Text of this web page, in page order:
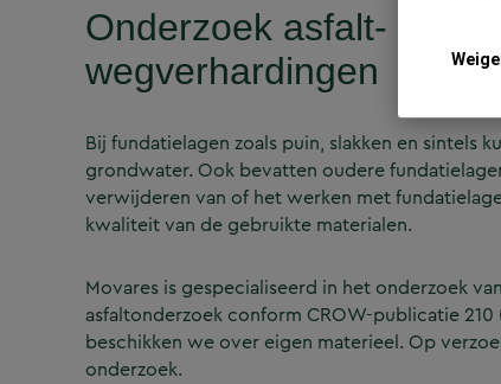
Onderzoek asfalt- en
wegverhardingen
Bij fundatielagen zoals puin, slakken en sintels
grondwater. Ook bevatten oudere
verwijderen van of het werken met
kwaliteit van de gebruikte materialen.
Movares is gespecialiseerd in het onderzoek
asfaltonderzoek conform CROW-publicatie
beschikken we over eigen materieel. Op
onderzoek.